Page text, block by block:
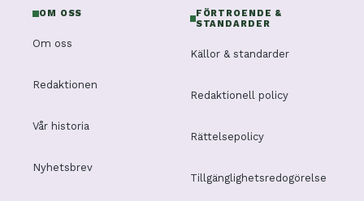
OM OSS
Om oss
Redaktionen
Vår historia
Nyhetsbrev
FÖRTROENDE &
STANDARDER
Källor & standarder
Redaktionell policy
Rättelsepolicy
Tillgänglighetsredogörelse